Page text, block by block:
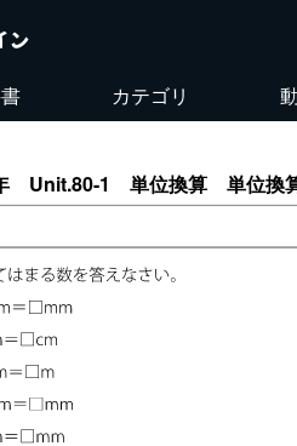
ン
カテゴリ
Unit.80-1 単位換算 単位換